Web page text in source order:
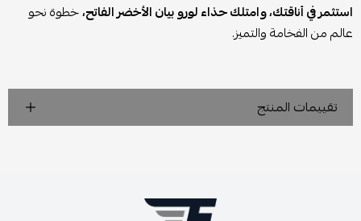
استثمر في أناقتك، وامتلك حذاء لورو بيان الأخضر الفاتح،خطوة نحو
عالم من الفخامة والتميز.
تقييمات المنتج